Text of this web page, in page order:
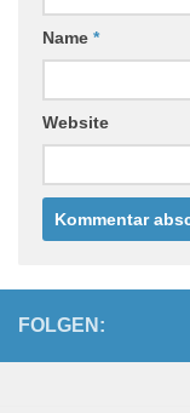
Name *
Website
FOLGEN: